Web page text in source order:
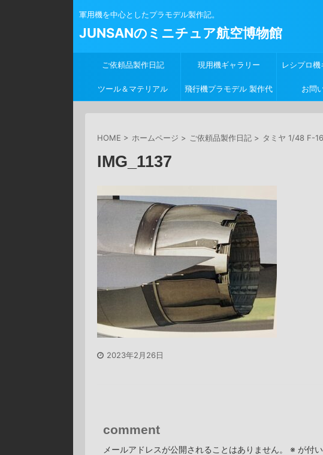
軍用機を中心としたプラモデル製作記。
JUNSANのミニチュア航空博物館
ご依頼品製作日記 現用機ギャラリー レシプロ
ツール＆マテリアル 飛行機プラモデル 製作代 お問
HOME > ホームページ > ご依頼品製作日記 > タミヤ 1/48 F-
IMG_1137
2023年2月26日
comment
メールアドレスが公開されることはありません。 ※ が付